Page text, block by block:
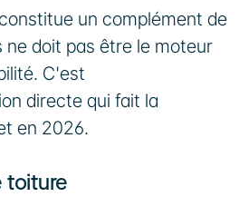
un complément de
ne doit pas être le moteur
C'est
directe qui fait la
en 2026.
toiture